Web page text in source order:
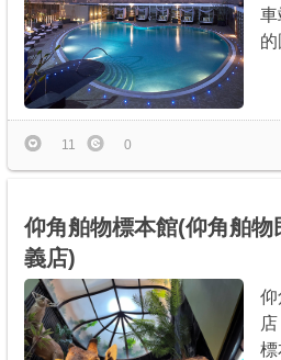
車
的
11 0
仰角舶物標本館(仰角舶
義店)
仰
標